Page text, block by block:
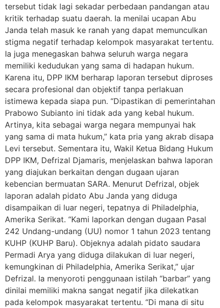
tersebut tidak lagi sekadar perbedaan pandangan atau
kritik terhadap suatu daerah. Ia menilai ucapan Abu
Janda telah masuk ke ranah yang dapat memunculkan
stigma negatif terhadap kelompok masyarakat tertentu.
Ia juga menegaskan bahwa seluruh warga negara
memiliki kedudukan yang sama di hadapan hukum.
Karena itu, DPP IKM berharap laporan tersebut diproses
secara profesional dan objektif tanpa perlakuan
istimewa kepada siapa pun. “Dipastikan di pemerintahan
Prabowo Subianto ini tidak ada yang kebal hukum.
Artinya, kita sebagai warga negara mempunyai hak
yang sama di mata hukum,” kata pria yang akrab disapa
Levi tersebut. Sementara itu, Wakil Ketua Bidang Hukum
DPP IKM, Defrizal Djamaris, menjelaskan bahwa laporan
yang diajukan berkaitan dengan dugaan ujaran
kebencian bermuatan SARA. Menurut Defrizal, objek
laporan adalah pidato Abu Janda yang diduga
disampaikan di luar negeri, tepatnya di Philadelphia,
Amerika Serikat. “Kami laporkan dengan dugaan Pasal
242 Undang-undang (UU) nomor 1 tahun 2023 tentang
KUHP (KUHP Baru). Objeknya adalah pidato saudara
Permadi Arya yang diduga dilakukan di luar negeri,
kemungkinan di Philadelphia, Amerika Serikat,” ujar
Defrizal. Ia menyoroti penggunaan istilah “barbar” yang
dinilai memiliki makna sangat negatif jika dilekatkan
pada kelompok masyarakat tertentu. “Di mana di situ